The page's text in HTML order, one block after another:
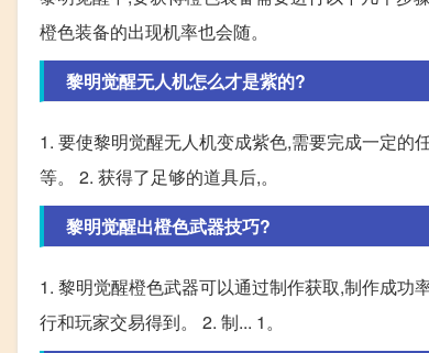
橙色装备的出现机率也会随。
黎明觉醒无人机怎么才是紫的?
1. 要使黎明觉醒无人机变成紫色,需要完成一定
等。 2. 获得了足够的道具后,。
黎明觉醒出橙色武器技巧?
1. 黎明觉醒橙色武器可以通过制作获取,制作成功
行和玩家交易得到。 2. 制... 1。